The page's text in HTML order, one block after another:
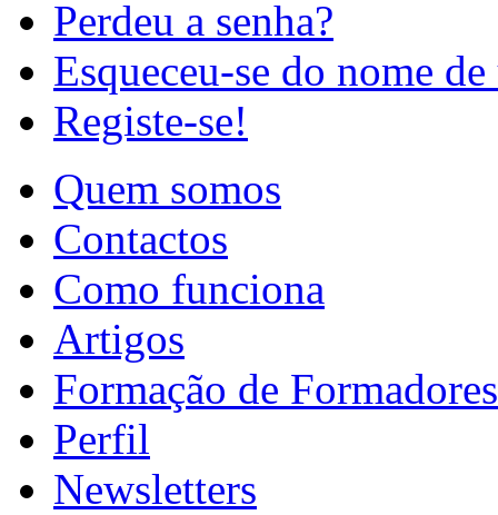
Perdeu a senha?
Esqueceu-se do nome
Registe-se!
Quem somos
Contactos
Como funciona
Artigos
Formação de Formadores
Perfil
Newsletters